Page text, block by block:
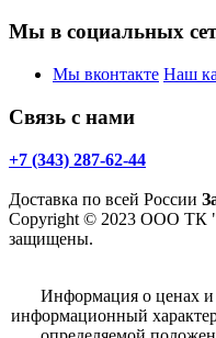
Мы в социальных
Мы вконтакте Наш
Связь с нами
+7 (343) 287-62-44
Доставка по всей России
Copyright © 2023 ООО ТК
защищены.
Информация о ценах и
информационный